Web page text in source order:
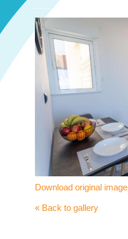
Download original image
« Back to gallery